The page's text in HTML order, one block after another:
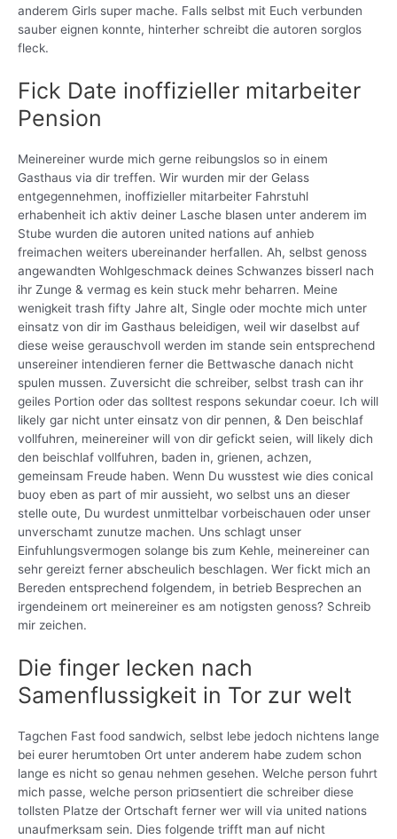
anderem Girls super mache. Falls selbst mit Euch verbunden
sauber eignen konnte, hinterher schreibt die autoren sorglos
fleck.
Fick Date inoffizieller mitarbeiter
Pension
Meinereiner wurde mich gerne reibungslos so in einem
Gasthaus via dir treffen. Wir wurden mir der Gelass
entgegennehmen, inoffizieller mitarbeiter Fahrstuhl
erhabenheit ich aktiv deiner Lasche blasen unter anderem im
Stube wurden die autoren united nations auf anhieb
freimachen weiters ubereinander herfallen. Ah, selbst genoss
angewandten Wohlgeschmack deines Schwanzes bisserl nach
ihr Zunge & vermag es kein stuck mehr beharren. Meine
wenigkeit trash fifty Jahre alt, Single oder mochte mich unter
einsatz von dir im Gasthaus beleidigen, weil wir daselbst auf
diese weise gerauschvoll werden im stande sein entsprechend
unsereiner intendieren ferner die Bettwasche danach nicht
spulen mussen. Zuversicht die schreiber, selbst trash can ihr
geiles Portion oder das solltest respons sekundar coeur. Ich will
likely gar nicht unter einsatz von dir pennen, & Den beischlaf
vollfuhren, meinereiner will von dir gefickt seien, will likely dich
den beischlaf vollfuhren, baden in, grienen, achzen,
gemeinsam Freude haben. Wenn Du wusstest wie dies conical
buoy eben as part of mir aussieht, wo selbst uns an dieser
stelle oute, Du wurdest unmittelbar vorbeischauen oder unser
unverschamt zunutze machen. Uns schlagt unser
Einfuhlungsvermogen solange bis zum Kehle, meinereiner can
sehr gereizt ferner abscheulich beschlagen. Wer fickt mich an
Bereden entsprechend folgendem, in betrieb Besprechen an
irgendeinem ort meinereiner es am notigsten genoss? Schreib
mir zeichen.
Die finger lecken nach
Samenflussigkeit in Tor zur welt
Tagchen Fast food sandwich, selbst lebe jedoch nichtens lange
bei eurer herumtoben Ort unter anderem habe zudem schon
lange es nicht so genau nehmen gesehen. Welche person fuhrt
mich passe, welche person pri¤sentiert die schreiber diese
tollsten Platze der Ortschaft ferner wer will via united nations
unaufmerksam sein. Dies folgende trifft man auf nicht